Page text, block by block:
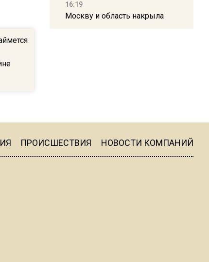
16:19
Москву и область накрыла
можно ли пользоваться
Telegram после обвинений
ПРОИСШЕСТВИЯ НОВОСТИ КОМПАНИЙ